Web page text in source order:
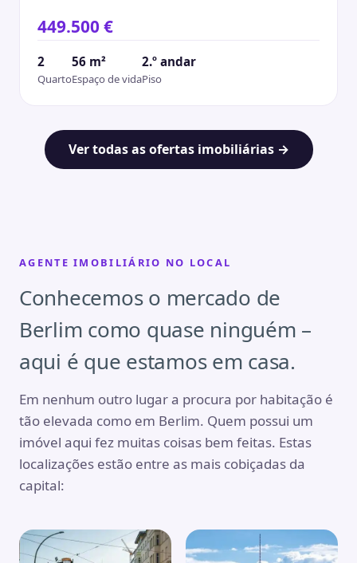
449.500 €
2
Quarto
56 m²
Espaço de vida
2.º andar
Piso
Ver todas as ofertas imobiliárias →
AGENTE IMOBILIÁRIO NO LOCAL
Conhecemos o mercado de
Berlim como quase ninguém –
aqui é que estamos em casa.
Em nenhum outro lugar a procura por habitação é
tão elevada como em Berlim. Quem possui um
imóvel aqui fez muitas coisas bem feitas. Estas
localizações estão entre as mais cobiçadas da
capital: